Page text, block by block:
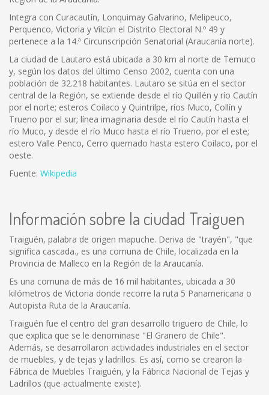
Integra con Curacautín, Lonquimay Galvarino, Melipeuco,
Perquenco, Victoria y Vilcún el Distrito Electoral N.º 49 y
pertenece a la 14.ª Circunscripción Senatorial (Araucanía norte).
La ciudad de Lautaro está ubicada a 30 km al norte de Temuco
y, según los datos del último Censo 2002, cuenta con una
población de 32.218 habitantes. Lautaro se sitúa en el sector
central de la Región, se extiende desde el río Quillén y río Cautín
por el norte; esteros Coilaco y Quintrilpe, ríos Muco, Collín y
Trueno por el sur; línea imaginaria desde el río Cautín hasta el
río Muco, y desde el río Muco hasta el río Trueno, por el este;
estero Valle Penco, Cerro quemado hasta estero Coilaco, por el
oeste.
Fuente: Wikipedia
Información sobre la ciudad Traiguen
Traiguén, palabra de origen mapuche. Deriva de "trayén", "que
significa cascada., es una comuna de Chile, localizada en la
Provincia de Malleco en la Región de la Araucanía.
Es una comuna de más de 16 mil habitantes, ubicada a 30
kilómetros de Victoria donde recorre la ruta 5 Panamericana o
Autopista Ruta de la Araucanía.
Traiguén fue el centro del gran desarrollo triguero de Chile, lo
que explica que se le denominase "El Granero de Chile".
Además, se desarrollaron actividades industriales en el sector
de muebles, y de tejas y ladrillos. Es así, como se crearon la
Fábrica de Muebles Traiguén, y la Fábrica Nacional de Tejas y
Ladrillos (que actualmente existe).